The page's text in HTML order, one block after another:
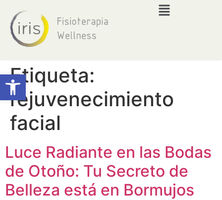
Abrir barra de herramientas
Etiqueta:
rejuvenecimiento
facial
Luce Radiante en las Bodas
de Otoño: Tu Secreto de
Belleza está en Bormujos